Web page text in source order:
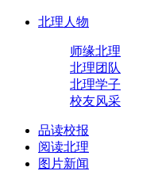
北理人物
师缘北理
北理团队
北理学子
校友风采
品读校报
阅读北理
图片新闻